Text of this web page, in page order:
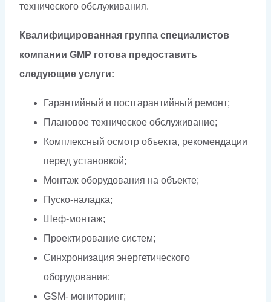
технического обслуживания.
Квалифицированная группа специалистов
компании GMP готова предоставить
следующие услуги:
Гарантийный и постгарантийный ремонт;
Плановое техническое обслуживание;
Комплексный осмотр объекта, рекомендации
перед установкой;
Монтаж оборудования на объекте;
Пуско-наладка;
Шеф-монтаж;
Проектирование систем;
Синхронизация энергетического
оборудования;
GSM- мониторинг;